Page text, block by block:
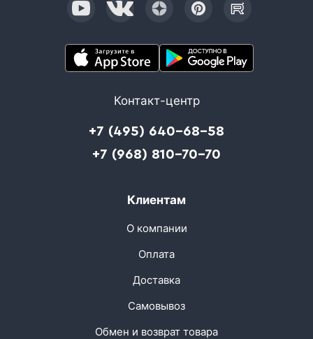
Контакт-центр
+7 (495) 640-68-58
+7 (968) 810-70-70
Клиентам
О компании
Оплата
Доставка
Самовывоз
Обмен и возврат товара